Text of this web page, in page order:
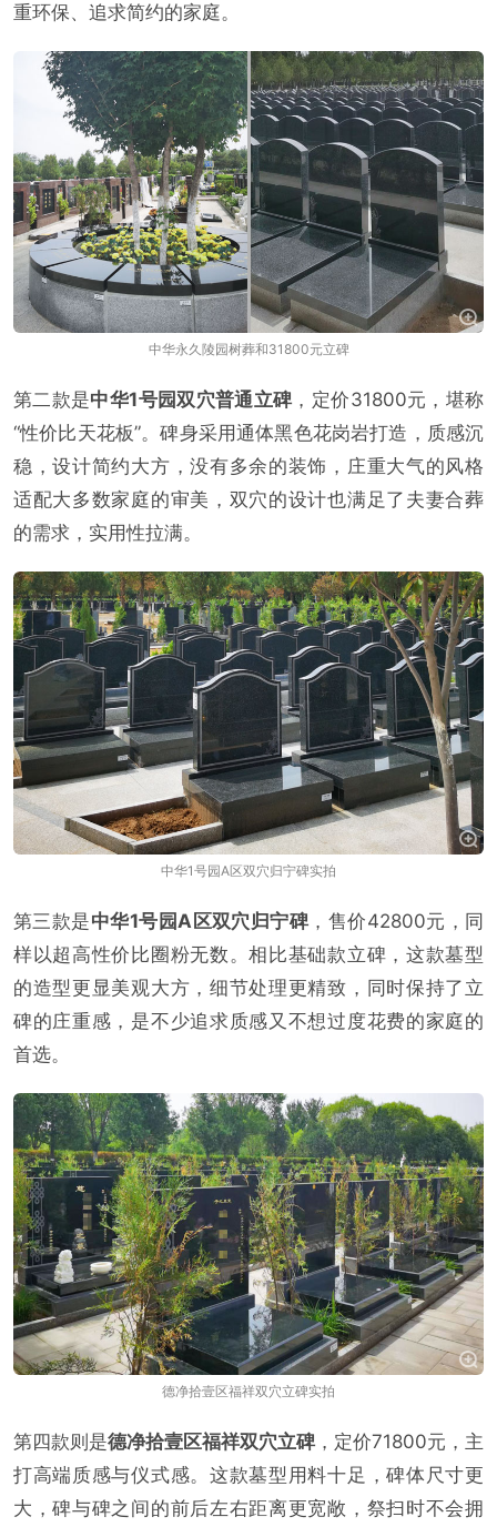
重环保、追求简约的家庭。
中华永久陵园树葬和31800元立碑
第二款是中华1号园双穴普通立碑，定价31800元，堪称
“性价比天花板”。碑身采用通体黑色花岗岩打造，质感沉
稳，设计简约大方，没有多余的装饰，庄重大气的风格
适配大多数家庭的审美，双穴的设计也满足了夫妻合葬
的需求，实用性拉满。
中华1号园A区双穴归宁碑实拍
第三款是中华1号园A区双穴归宁碑，售价42800元，同
样以超高性价比圈粉无数。相比基础款立碑，这款墓型
的造型更显美观大方，细节处理更精致，同时保持了立
碑的庄重感，是不少追求质感又不想过度花费的家庭的
首选。
德净拾壹区福祥双穴立碑实拍
第四款则是德净拾壹区福祥双穴立碑，定价71800元，主
打高端质感与仪式感。这款墓型用料十足，碑体尺寸更
大，碑与碑之间的前后左右距离更宽敞，祭扫时不会拥